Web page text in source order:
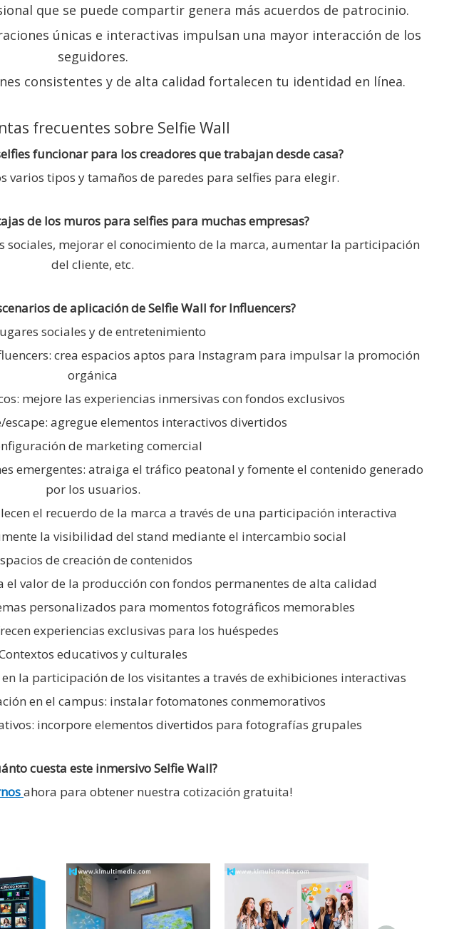
que se puede compartir genera más acuerdos de patrocinio.
únicas e interactivas impulsan una mayor interacción de los
seguidores.
consistentes y de alta calidad fortalecen tu identidad en línea.
frecuentes sobre Selfie Wall
funcionar para los creadores que trabajan desde casa?
varios tipos y tamaños de paredes para selfies para elegir.
de los muros para selfies para muchas empresas?
sociales, mejorar el conocimiento de la marca, aumentar la participación
del cliente, etc.
de aplicación de Selfie Wall for Influencers?
sociales y de entretenimiento
crea espacios aptos para Instagram para impulsar la promoción
orgánica
mejore las experiencias inmersivas con fondos exclusivos
escape: agregue elementos interactivos divertidos
de marketing comercial
emergentes: atraiga el tráfico peatonal y fomente el contenido generado
por los usuarios.
el recuerdo de la marca a través de una participación interactiva
la visibilidad del stand mediante el intercambio social
de creación de contenidos
el valor de la producción con fondos permanentes de alta calidad
personalizados para momentos fotográficos memorables
experiencias exclusivas para los huéspedes
educativos y culturales
la participación de los visitantes a través de exhibiciones interactivas
en el campus: instalar fotomatones conmemorativos
incorpore elementos divertidos para fotografías grupales
cuesta este inmersivo Selfie Wall?
ahora para obtener nuestra cotización gratuita!